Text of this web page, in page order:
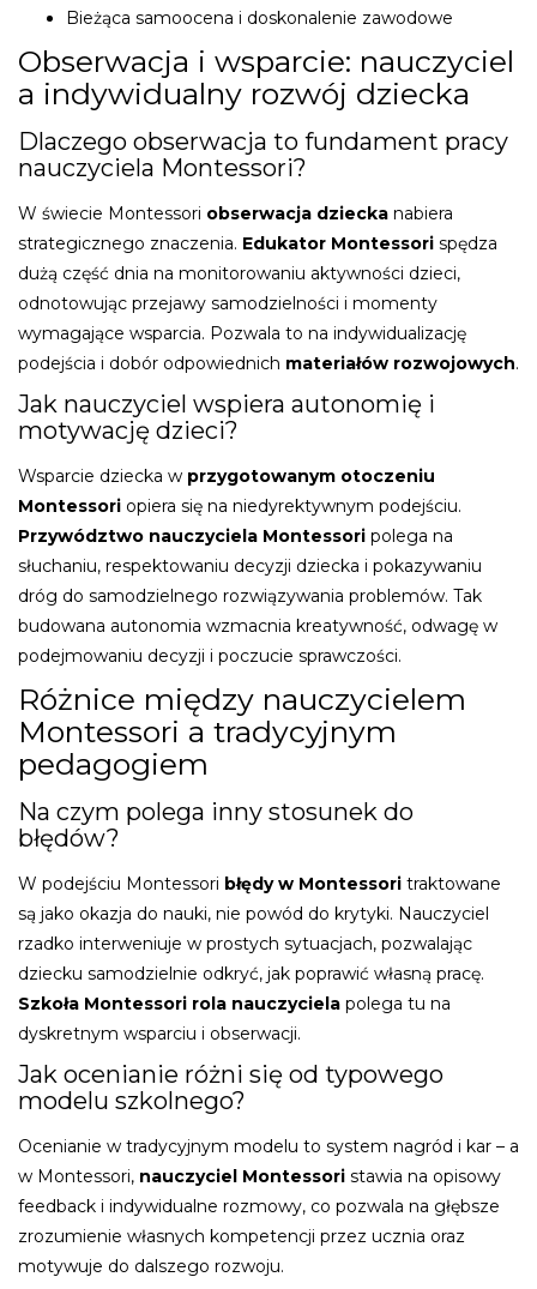
Bieżąca samoocena i doskonalenie zawodowe
Obserwacja i wsparcie: nauczyciel
a indywidualny rozwój dziecka
Dlaczego obserwacja to fundament pracy
nauczyciela Montessori?
W świecie Montessori obserwacja dziecka nabiera
strategicznego znaczenia. Edukator Montessori spędza
dużą część dnia na monitorowaniu aktywności dzieci,
odnotowując przejawy samodzielności i momenty
wymagające wsparcia. Pozwala to na indywidualizację
podejścia i dobór odpowiednich materiałów rozwojowych.
Jak nauczyciel wspiera autonomię i
motywację dzieci?
Wsparcie dziecka w przygotowanym otoczeniu
Montessori opiera się na niedyrektywnym podejściu.
Przywództwo nauczyciela Montessori polega na
słuchaniu, respektowaniu decyzji dziecka i pokazywaniu
dróg do samodzielnego rozwiązywania problemów. Tak
budowana autonomia wzmacnia kreatywność, odwagę w
podejmowaniu decyzji i poczucie sprawczości.
Różnice między nauczycielem
Montessori a tradycyjnym
pedagogiem
Na czym polega inny stosunek do
błędów?
W podejściu Montessori błędy w Montessori traktowane
są jako okazja do nauki, nie powód do krytyki. Nauczyciel
rzadko interweniuje w prostych sytuacjach, pozwalając
dziecku samodzielnie odkryć, jak poprawić własną pracę.
Szkoła Montessori rola nauczyciela polega tu na
dyskretnym wsparciu i obserwacji.
Jak ocenianie różni się od typowego
modelu szkolnego?
Ocenianie w tradycyjnym modelu to system nagród i kar – a
w Montessori, nauczyciel Montessori stawia na opisowy
feedback i indywidualne rozmowy, co pozwala na głębsze
zrozumienie własnych kompetencji przez ucznia oraz
motywuje do dalszego rozwoju.